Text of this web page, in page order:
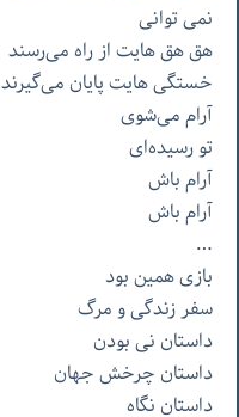
نمیتوانی
هقهقهایتازراهمی‌رسند
خستگیهایتپایان می‌گیرند
آراممی‌شوی
تورسیده‌ای
آرامباش
آرامباش
…
بازیهمینبود
سفرزندگیومرگ
داستان نیبودن
داستان چرخشجهان
داستان نگاه